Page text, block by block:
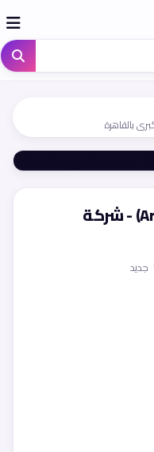
مهندس معماري (Architect) - شركة
جديد